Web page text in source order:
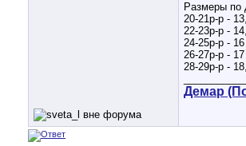
Размеры по
20-21р-р -
22-23р-р -
24-25р-р -
26-27р-р -
28-29р-р -
Демар